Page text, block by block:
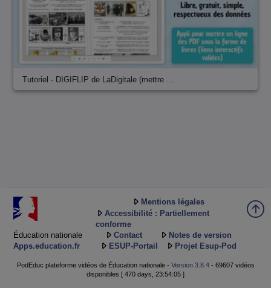
Tutoriel - DIGIFLIP de LaDigitale (mettre …
Éducation nationale
Apps.education.fr
Mentions légales
Accessibilité : Partiellement
conforme
Contact
Notes de version
ESUP-Portail
Projet Esup-Pod
PodEduc plateforme vidéos de Éducation nationale - Version 3.8.4- 69607 vidéos
disponibles [ 470 days, 23:54:05 ]